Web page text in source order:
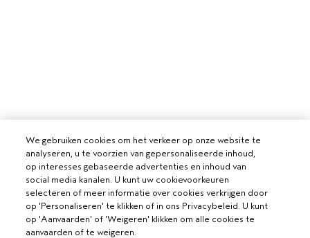
We gebruiken cookies om het verkeer op onze website te
analyseren, u te voorzien van gepersonaliseerde inhoud,
op interesses gebaseerde advertenties en inhoud van
social media kanalen. U kunt uw cookievoorkeuren
selecteren of meer informatie over cookies verkrijgen door
op 'Personaliseren' te klikken of in ons Privacybeleid. U kunt
op 'Aanvaarden' of 'Weigeren' klikken om alle cookies te
aanvaarden of te weigeren.